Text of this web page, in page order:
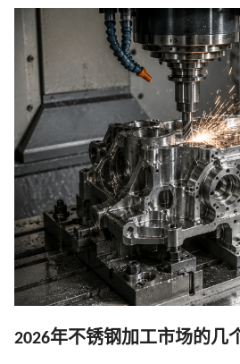
2026年不锈钢加工市场的几